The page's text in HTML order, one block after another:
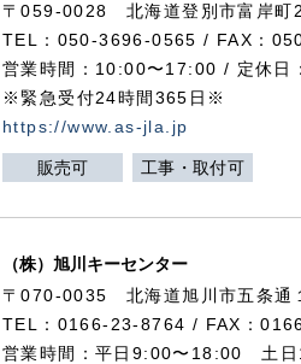
〒059-0028北海道登別市富岸町
TEL：050-3696-0565 / FAX：
営業時間：10:00〜17:00 / 定休日
※緊急受付24時間365日※
https://www.as-jla.jp
販売可 工事・取付可
（株）旭川キーセンター
〒070-0035 北海道旭川市五条通
TEL：0166-23-8764 / FAX：
営業時間：平日9:00〜18:00 土